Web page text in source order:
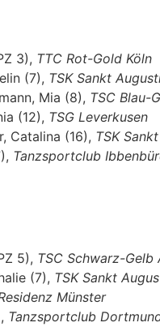
3), TTC Rot-Gold Köln
(7), TSK Sankt
Mia (8), TSC Blau-
(12), TSG Leverkusen
Catalina (16), TSK
Tanzsportclub
5), TSC Schwarz-Gelb
(7), TSK Sankt
Münster
Tanzsportclub